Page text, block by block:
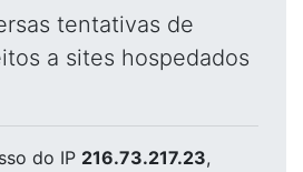
tentativas de
a sites hospedados
do IP 216.73.217.23,